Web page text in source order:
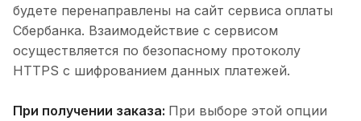
будете перенаправлены на сайт сервиса оплаты
Сбербанка. Взаимодействие с сервисом
осуществляется по безопасному протоколу
HTTPS с шифрованием данных платежей.
При получении заказа: При выборе этой опции